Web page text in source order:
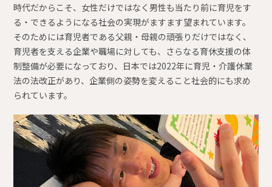
時代だからこそ、女性だけではなく男性も当たり前に育児をす
る・できるようになる社会の実現がますます望まれています。
そのためには育児者である父親・母親の頑張りだけではなく、
育児者を支える企業や職場に対しても、さらなる育休支援の体
制整備が必要になっており、日本では2022年に育児・介護休業
法の法改正があり、企業側の姿勢を変えること社会的にも求め
られています。